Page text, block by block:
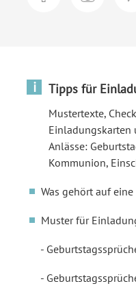
i Tipps für
Mustertexte,
Einladungskarten
Anlässe:
Kommunion,
Was gehört auf
Muster für